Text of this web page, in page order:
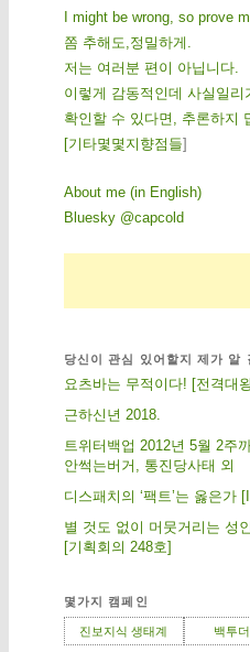
I might be wrong, so prove
쫌 추해도,정밀하게.
저는 여러분 편이 아닙니다.
이렇게 감동적인데 사실일리
확인할 수 있다면, 추론하지
[기 타몇 몇 지 향점 들]
About me (in English)
Bluesky @capcold
당신이 관심 있어할지 제가 알
요츠바는 무적이다! [전격대
근하신년 2018.
트위터백업 2012년 5월 2주
안썩는버거, 통진당사태 외
디스패치의 ‘팩트’는 옳은가
별 것도 없이 머뭇거리는 성
[기획회의 248호]
몇가지 캠페인
진보지식 생태계 백투